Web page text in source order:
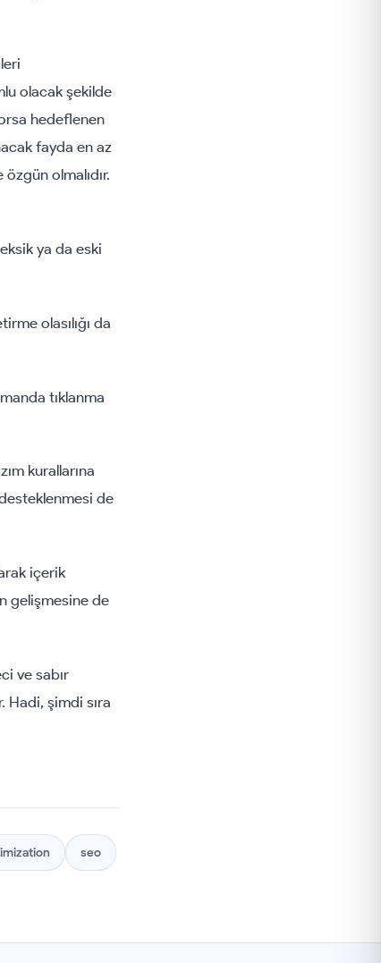
olacak şekilde
hedeflenen
fayda en az
olmalıdır.
ya da eski
olasılığı da
tıklanma
kurallarına
de
içerik
gelişmesine de
ve sabır
Hadi, şimdi sıra
seo